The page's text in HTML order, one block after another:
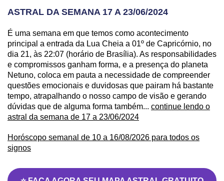
ASTRAL DA SEMANA 17 A 23/06/2024
É uma semana em que temos como acontecimento
principal a entrada da Lua Cheia a 01º de Capricórnio, no
dia 21, às 22:07 (horário de Brasília). As responsabilidades
e compromissos ganham forma, e a presença do planeta
Netuno, coloca em pauta a necessidade de compreender
questões emocionais e duvidosas que pairam há bastante
tempo, atrapalhando o nosso campo de visão e gerando
dúvidas que de alguma forma também... continue lendo o
astral da semana de 17 a 23/06/2024
Horóscopo semanal de 10 a 16/08/2026 para todos os
signos